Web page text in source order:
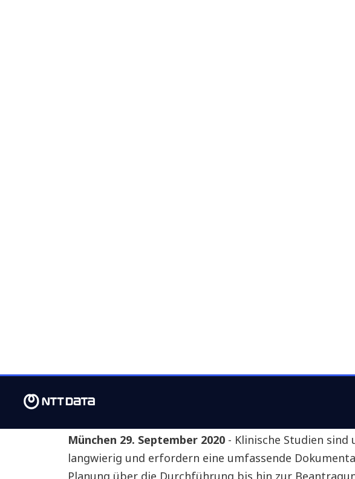
München 29. September 2020 - Klinische Studien sind
langwierig und erfordern eine umfassende
Planung über die Durchführung bis hin zur